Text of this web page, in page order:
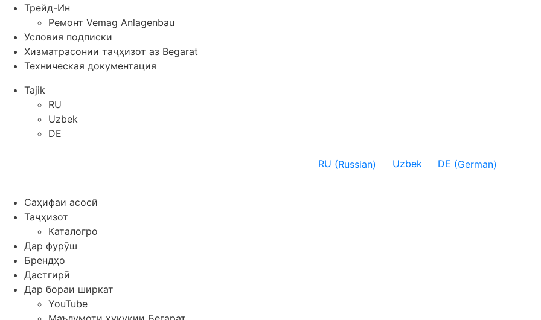
Трейд-Ин
Ремонт Vemag Anlagenbau
Условия подписки
Хизматрасонии таҷҳизот аз Begarat
Техническая документация
Tajik
RU
Uzbek
DE
RU (Russian) Uzbek DE (German)
Саҳифаи асосӣ
Таҷҳизот
Каталогро
Дар фурӯш
Брендҳо
Дастгирӣ
Дар бораи ширкат
YouTube